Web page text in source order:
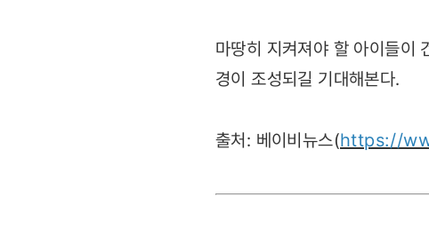
마땅히 지켜져야 할 아이들이
경이 조성되길 기대해본다.
출처: 베이비뉴스(https://